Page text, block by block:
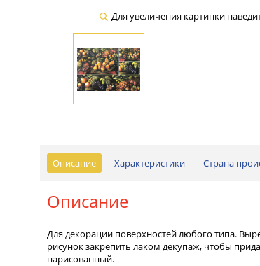
Для увеличения картинки
Описание Характеристики Страна
Описание
Для декорации поверхностей любого типа.
рисунок закрепить лаком декупаж, чтобы
нарисованный.